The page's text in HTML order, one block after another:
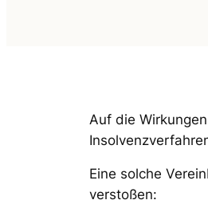
Auf die
Eine solche
verstoßen: